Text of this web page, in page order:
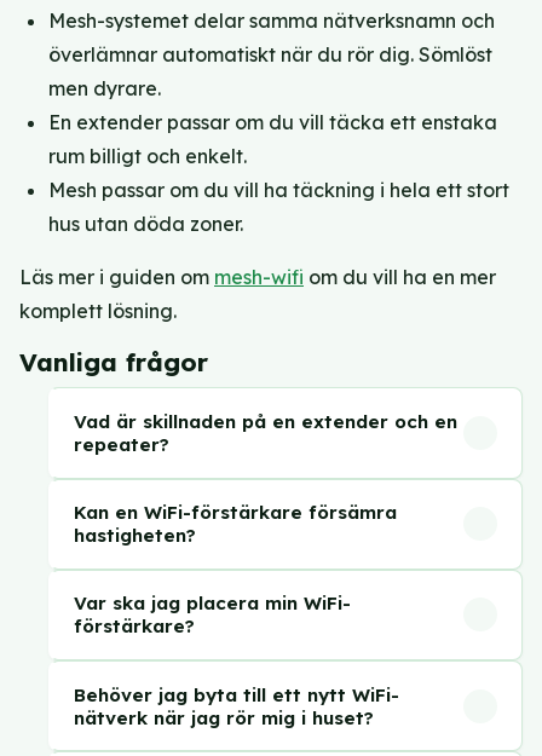
Mesh-systemet delar samma nätverksnamn och
överlämnar automatiskt när du rör dig. Sömlöst
men dyrare.
En extender passar om du vill täcka ett enstaka
rum billigt och enkelt.
Mesh passar om du vill ha täckning i hela ett stort
hus utan döda zoner.
Läs mer i guiden om mesh-wifi om du vill ha en mer
komplett lösning.
Vanliga frågor
Vad är skillnaden på en extender och en
repeater?
menar samma sak: en enhet som tar emot din
kabel (trådlös backhaul) medan en extender
Kan en WiFi-förstärkare försämra
hastigheten?
effektiva hastigheten eftersom den tar emot
routern undviker du det problemet.
Var ska jag placera min WiFi-
förstärkare?
täcka. Extenderns läge är avgörande: för nära
Behöver jag byta till ett nytt WiFi-
nätverk när jag rör mig i huset?